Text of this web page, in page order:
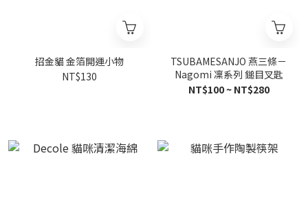
招金貓 金箔開運小物
NT$130
TSUBAMESANJO 燕三條－
Nagomi 凜系列 鎚目叉匙
NT$100 ~ NT$280